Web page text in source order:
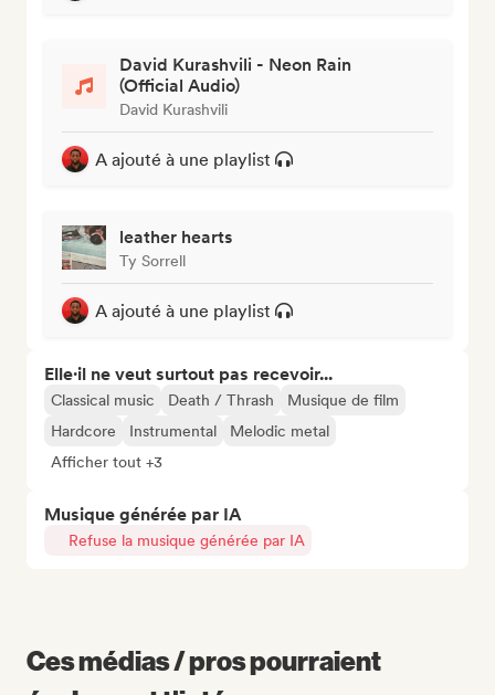
David Kurashvili - Neon Rain
(Official Audio)
David Kurashvili
A ajouté à une playlist
leather hearts
Ty Sorrell
A ajouté à une playlist
Elle·il ne veut surtout pas recevoir...
Classical music Death / Thrash
Musique de film
Hardcore
Instrumental
Melodic metal
Afficher tout +3
Musique générée par IA
Refuse la musique générée par IA
Ces médias / pros pourraient